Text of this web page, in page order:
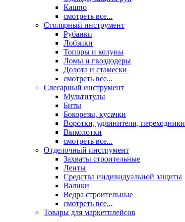
Кашпо
смотреть все...
Столярный инструмент
Рубанки
Лобзики
Топоры и колуны
Ломы и гвоздодеры
Долота и стамески
смотреть все...
Слесарный инструмент
Мультитулы
Биты
Бокорезы, кусачки
Воротки, удлинители, переходники
Выколотки
смотреть все...
Отделочный инструмент
Захваты строительные
Ленты
Средства индивидуальной защиты
Валики
Ведра строительные
смотреть все...
Товары для маркетплейсов